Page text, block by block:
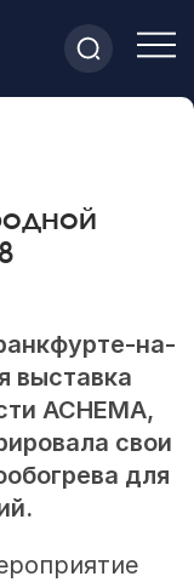
на-
выставка
ACHEMA,
свои
для